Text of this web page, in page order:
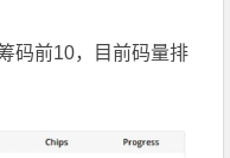
码前10，目前码量排